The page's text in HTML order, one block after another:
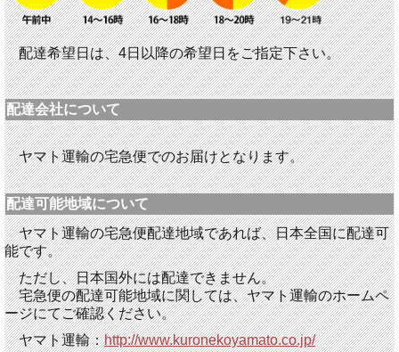
配達希望日は、4日以降の希望日をご指定下さい。
配達会社について
ヤマト運輸の宅急便でのお届けとなります。
配達可能地域について
ヤマト運輸の宅急便配達地域であれば、日本全国に配達可
能です。
ただし、日本国外には配達できません。
宅急便の配達可能地域に関しては、ヤマト運輸のホームペ
ージにてご確認ください。
ヤマト運輸：http://www.kuronekoyamato.co.jp/